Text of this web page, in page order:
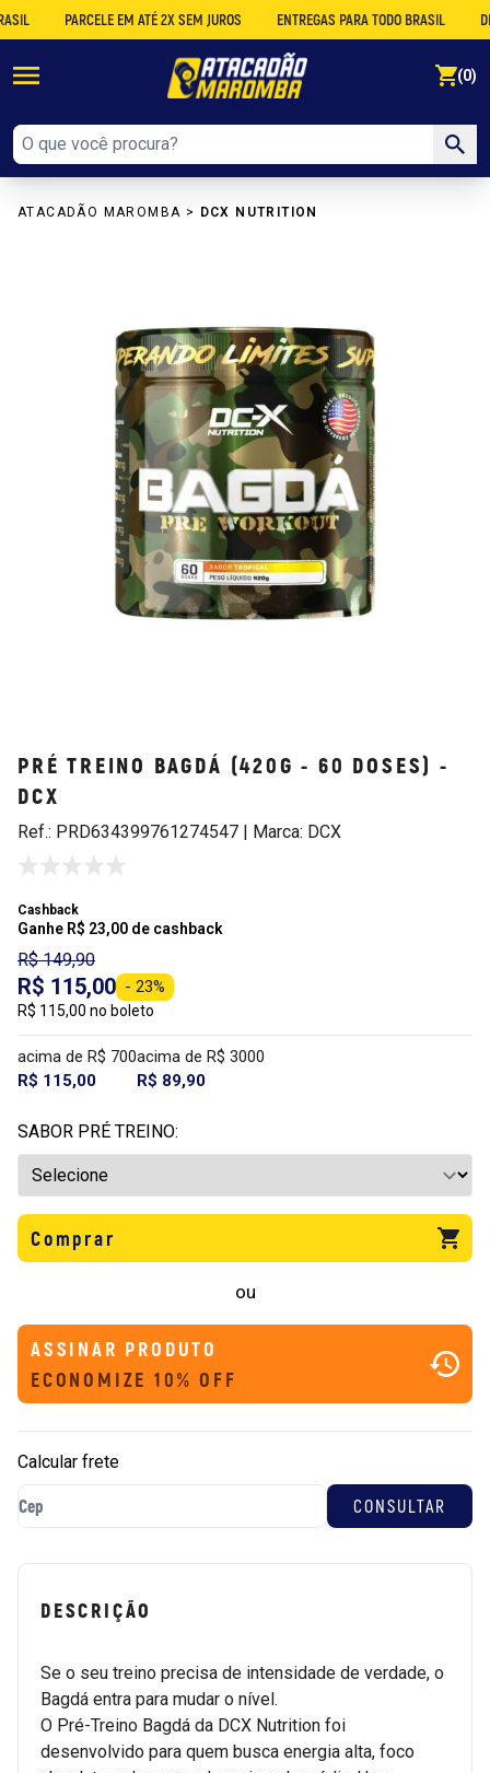
PARCELE EM ATÉ 2X SEM JUROS ENTREGAS PARA TODO BRASIL
(0)
ATACADÃO MAROMBA > DCX NUTRITION
PRÉ TREINO BAGDÁ (420G - 60 DOSES) -
DCX
Ref.: PRD634399761274547 | Marca: DCX
Cashback
Ganhe R$ 23,00 de cashback
R$ 149,90
R$ 115,00 - 23%
R$ 115,00 no boleto
acima de R$ 700
R$ 115,00
acima de R$ 3000
R$ 89,90
SABOR PRÉ TREINO:
Comprar
ou
ASSINAR PRODUTO
ECONOMIZE 10% OFF
Calcular frete
DESCRIÇÃO
Se o seu treino precisa de intensidade de verdade, o
Bagdá entra para mudar o nível.
O Pré-Treino Bagdá da DCX Nutrition foi
desenvolvido para quem busca energia alta, foco